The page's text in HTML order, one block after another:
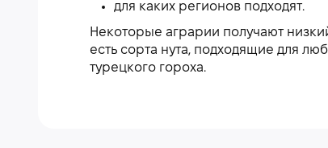
для каких регионов подходят.
Некоторые аграрии получают
есть сорта нута, подходящие для
турецкого гороха.